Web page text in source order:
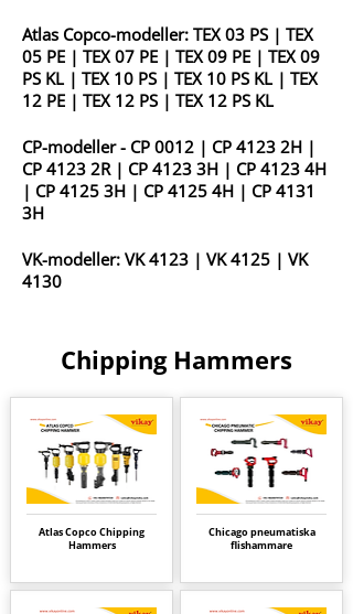
Atlas Copco-modeller: TEX 03 PS | TEX
05 PE | TEX 07 PE | TEX 09 PE | TEX 09
PS KL | TEX 10 PS | TEX 10 PS KL | TEX
12 PE | TEX 12 PS | TEX 12 PS KL
CP-modeller - CP 0012 | CP 4123 2H |
CP 4123 2R| CP 4123 3H | CP 4123 4H
| CP 4125 3H | CP 4125 4H | CP 4131
3H
VK-modeller: VK 4123 | VK 4125 | VK
4130
Chipping Hammers
Atlas Copco Chipping
Hammers
Chicago pneumatiska
flishammare